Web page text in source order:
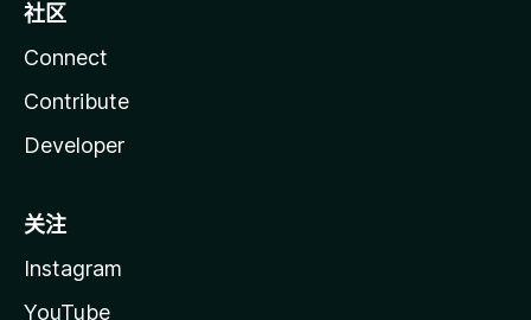
社区
Connect
Contribute
Developer
关注
Instagram
YouTube